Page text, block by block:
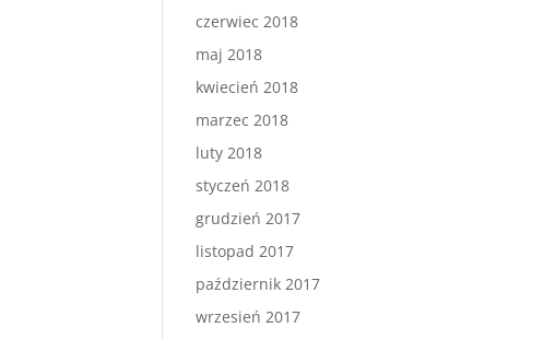
czerwiec 2018
maj 2018
kwiecień 2018
marzec 2018
luty 2018
styczeń 2018
grudzień 2017
listopad 2017
październik 2017
wrzesień 2017